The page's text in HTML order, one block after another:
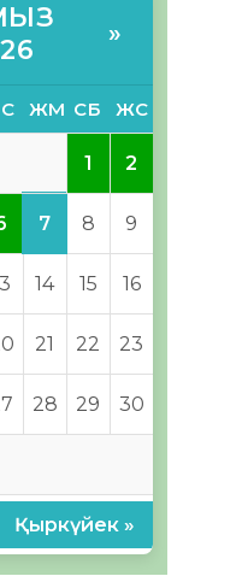
»
ЖМ СБ ЖС
1 2
7 8 9
14 15 16
21 22 23
28 29 30
Қыркүйек »